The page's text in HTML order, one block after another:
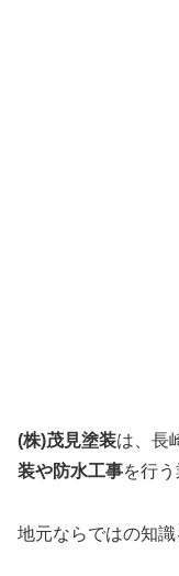
(株)茂見塗装は、長
装や防水工事を行う
地元ならではの知識